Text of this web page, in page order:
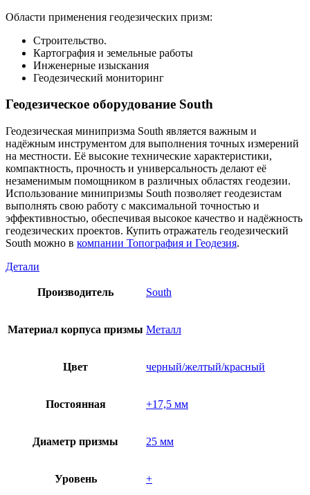
Области применения геодезических призм:
Строительство.
Картография и земельные работы
Инженерные изыскания
Геодезический мониторинг
Геодезическое оборудование South
Геодезическая минипризма South является важным и
надёжным инструментом для выполнения точных измерений
на местности. Её высокие технические характеристики,
компактность, прочность и универсальность делают её
незаменимым помощником в различных областях геодезии.
Использование минипризмы South позволяет геодезистам
выполнять свою работу с максимальной точностью и
эффективностью, обеспечивая высокое качество и надёжность
геодезических проектов. Купить отражатель геодезический
South можно в компании Топография и Геодезия.
Детали
Производитель South
Материал корпуса призмы Металл
Цвет черный/желтый/красный
Постоянная +17,5 мм
Диаметр призмы 25 мм
Уровень +